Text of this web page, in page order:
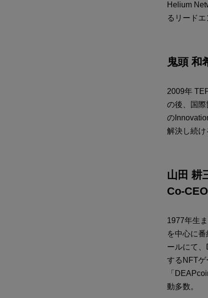
Helium
るリードエ
鬼頭 和
​​2009年
の後、国
の
解決し続け
山田 耕
Co-CEO
1977年生
を中心に
ールにて
するNFTゲ
「
動多数。